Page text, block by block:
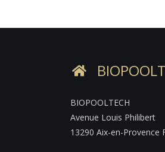
BIOPOOLTECH
Avenue Louis Philibert
13290 Aix-en-Provence